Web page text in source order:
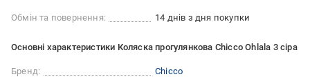
Обмін та повернення: 14 днів з дня покупки
Основні характеристики Коляска прогулянкова Chicco Ohlala 3 сіра
Бренд:
Chicco